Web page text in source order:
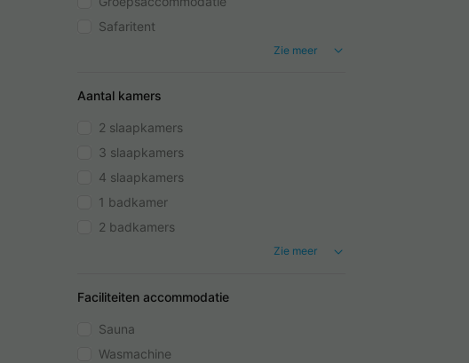
Safaritent
Zie meer
Aantal kamers
2 slaapkamers
3 slaapkamers
4 slaapkamers
1 badkamer
2 badkamers
Zie meer
Faciliteiten accommodatie
Sauna
Wasmachine